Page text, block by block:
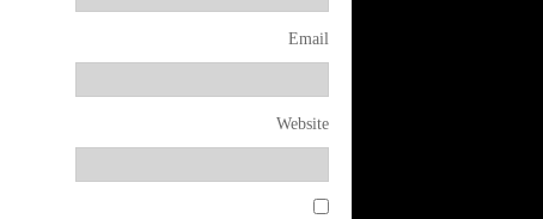
Email
Website